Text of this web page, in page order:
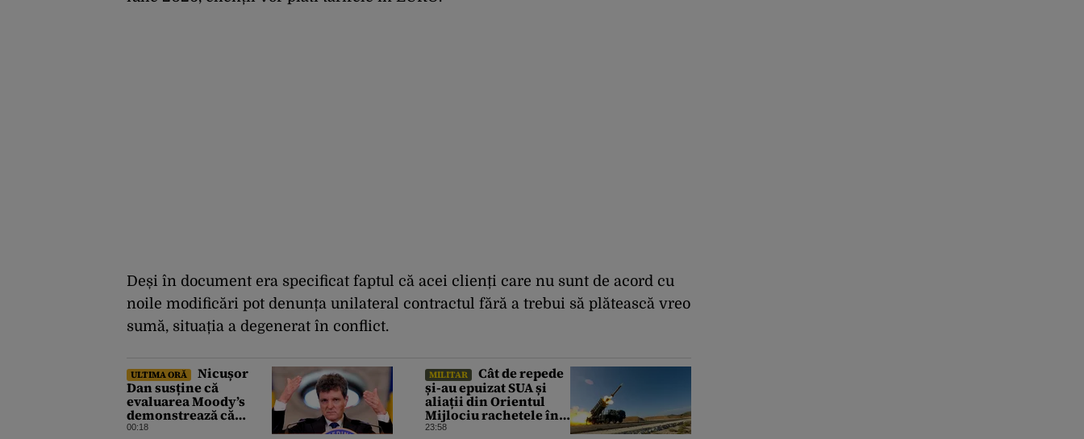
Deși în document era specificat faptul că acei clienți care nu sunt de acord cu
noile modificări pot denunța unilateral contractul fără a trebui să plătească vreo
sumă, situația a degenerat în conflict.
ULTIMA ORĂ
Nicușor
Dan susține că
evaluarea Moody’s
demonstrează că
România a făcut pașii
00:18
MILITAR
Cât de repede
și-au epuizat SUA și
aliații din Orientul
Mijlociu rachetele în
conflictul cu Iranul
23:58